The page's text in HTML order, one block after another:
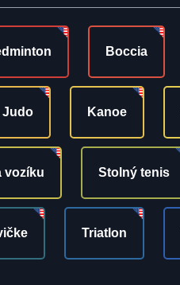
Boccia
Judo Kanoe
vozíku Stolný tenis
Triatlon